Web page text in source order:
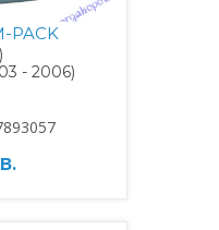
- 2006)